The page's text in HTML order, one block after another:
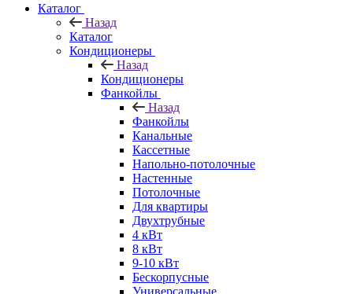
Каталог
Назад
Каталог
Кондиционеры
Назад
Кондиционеры
Фанкойлы
Назад
Фанкойлы
Канальные
Кассетные
Напольно-потолочные
Настенные
Потолочные
Для квартиры
Двухтрубные
4 кВт
8 кВт
9-10 кВт
Бескорпусные
Универсальные